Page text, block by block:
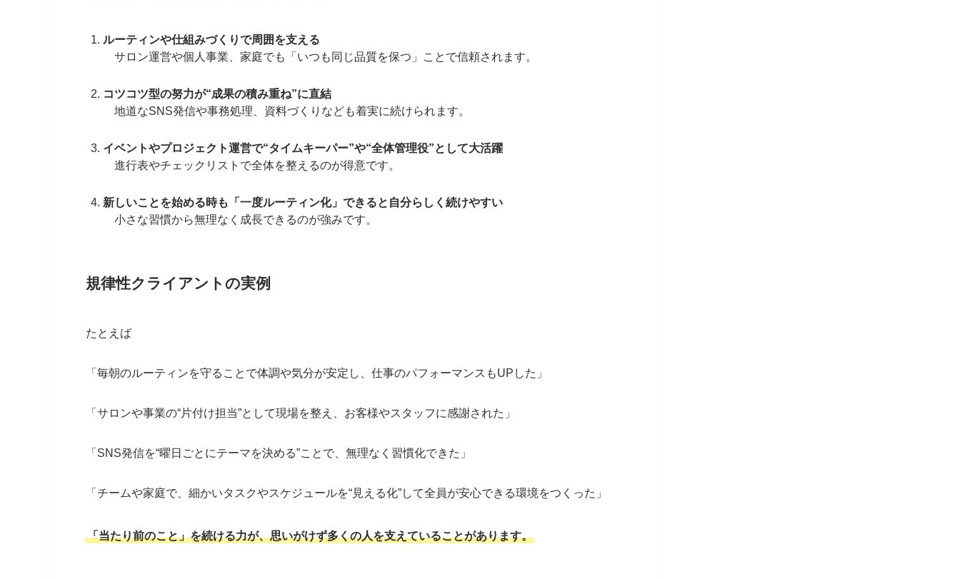
ルーティンや仕組みづくりで周囲を支える
サロン運営や個人事業、家庭でも「いつも同じ品質を保つ」ことで信頼されます。
コツコツ型の努力が“成果の積み重ね”に直結
地道なSNS発信や事務処理、資料づくりなども着実に続けられます。
イベントやプロジェクト運営で“タイムキーパー”や“全体管理役”として大活躍
進行表やチェックリストで全体を整えるのが得意です。
新しいことを始める時も「一度ルーティン化」できると自分らしく続けやすい
小さな習慣から無理なく成長できるのが強みです。
規律性クライアントの実例
たとえば
「毎朝のルーティンを守ることで体調や気分が安定し、仕事のパフォーマンスもUPした」
「サロンや事業の“片付け担当”として現場を整え、お客様やスタッフに感謝された」
「SNS発信を“曜日ごとにテーマを決める”ことで、無理なく習慣化できた」
「チームや家庭で、細かいタスクやスケジュールを“見える化”して全員が安心できる環境をつくった」
「当たり前のこと」を続ける力が、思いがけず多くの人を支えていることがあります。